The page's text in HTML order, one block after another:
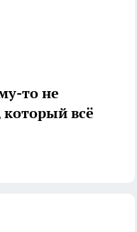
то не
который всё